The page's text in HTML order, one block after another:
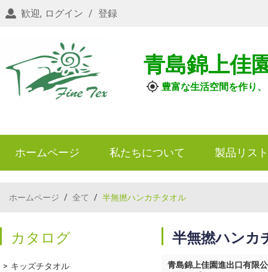
歓迎, ログイン / 登録
青島錦上佳
豊富な生活空間を作り
ホームページ 私たちについて 製品リスト
ホームページ / 全て / 半無撚ハンカチタオル
カタログ
キッズチタオル
半無撚ハンカ
青島錦上佳園進出口有限